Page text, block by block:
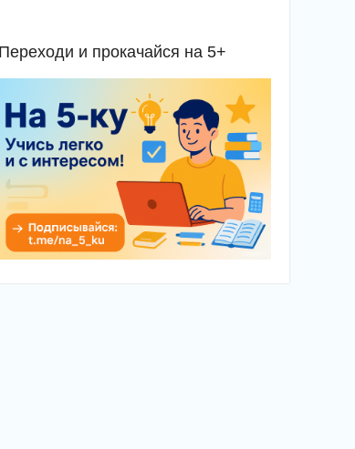
Переходи и прокачайся на 5+